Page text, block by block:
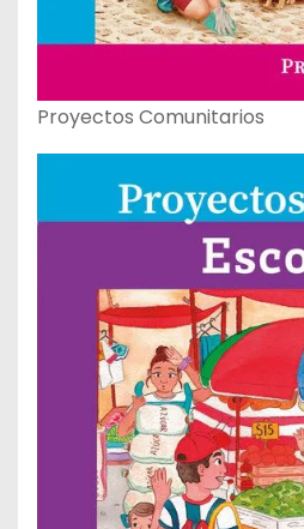
Proyectos Comunitarios